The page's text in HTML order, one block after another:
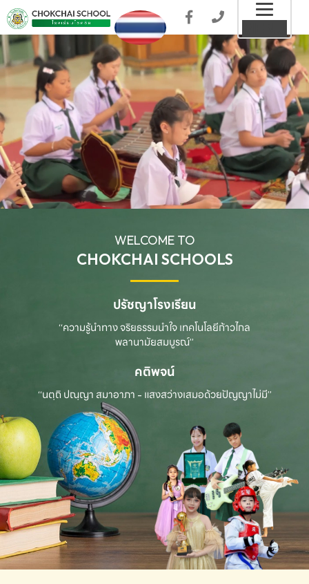
WELCOME TO
CHOKCHAI SCHOOLS
ปรัชญาโรงเรียน
“ความรู้นำทาง จริยธรรมนำใจ เทคโนโลยีก้าวไกล
พลานามัยสมบูรณ์”
คติพจน์
“นตฺถิ ปณฺญา สมาอาภา - แสงสว่างเสมอด้วยปัญญาไม่มี”